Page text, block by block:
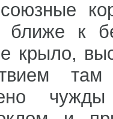
ближе к
крыло,